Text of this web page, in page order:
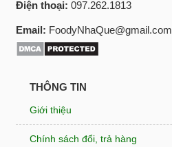
Điện thoại: 097.262.1813
Email: FoodyNhaQue@gmail.com
THÔNG TIN
Giới thiệu
Chính sách đổi, trả hàng